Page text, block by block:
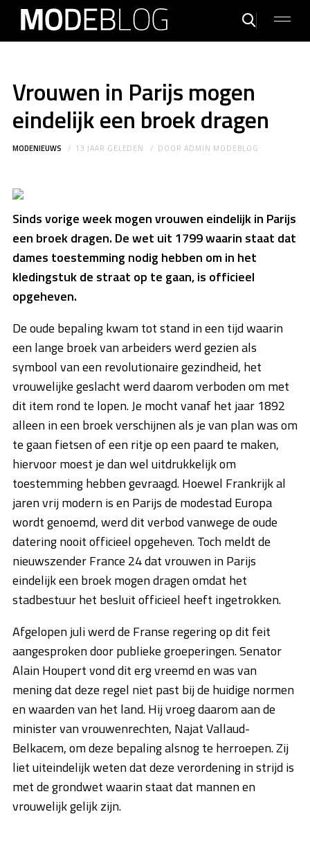
Vrouwen in Parijs mogen
eindelijk een broek dragen
MODENIEUWS 13 JAAR GELEDEN DOORADMIN MODEBLOG
Sinds vorige week mogen vrouwen eindelijk in Parijs
een broek dragen. De wet uit 1799 waarin staat dat
dames toestemming nodig hebben om in het
kledingstuk de straat op te gaan, is officieel
opgeheven.
De oude bepaling kwam tot stand in een tijd waarin
een lange broek van arbeiders werd gezien als
symbool van een revolutionaire gezindheid, het
vrouwelijke geslacht werd daarom verboden om met
dit item rond te lopen. Je mocht vanaf het jaar 1892
alleen in een broek verschijnen als je van plan was om
te gaan fietsen of een ritje op een paard te maken,
hiervoor moest je dan wel uitdrukkelijk om
toestemming hebben gevraagd. Hoewel Frankrijk al
jaren vrij modern is en Parijs de modestad Europa
wordt genoemd, werd dit verbod vanwege de oude
datering nooit officieel opgeheven. Toch meldt de
nieuwszender France 24 dat vrouwen in Parijs
eindelijk een broek mogen dragen omdat het
stadbestuur het besluit officieel heeft ingetrokken.
Afgelopen juli werd de Franse regering op dit feit
aangesproken door publieke groeperingen. Senator
Alain Houpert vond dit erg vreemd en was van
mening dat deze regel niet past bij de huidige normen
en waarden van het land. Hij vroeg daarom aan de
minister van vrouwenrechten, Najat Vallaud-
Belkacem, om deze bepaling alsnog te herroepen. Zij
liet uiteindelijk weten dat deze verordening in strijd is
met de grondwet waarin staat dat mannen en
vrouwelijk gelijk zijn.